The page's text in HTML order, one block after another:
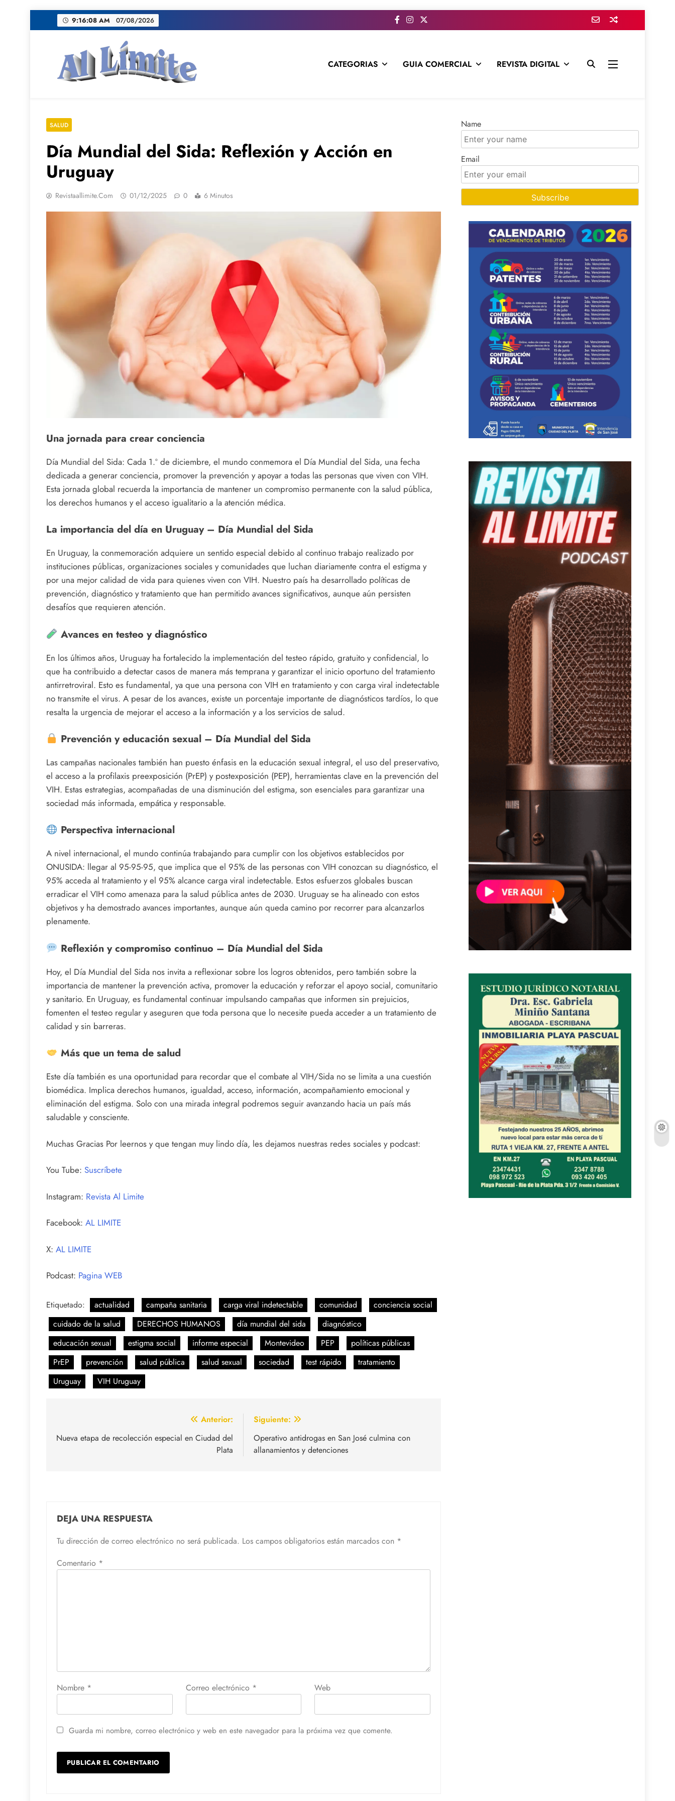
al
9:16:09 AM 07/08/2026
CATEGORIAS GUIA COMERCIAL REVISTA DIGITAL
SALUD
Día Mundial del Sida: Reflexión y Acción en
Uruguay
Revistaallimite.com 01/12/2025 0 6 Minutos
Una jornada para crear conciencia
Día Mundial del Sida: Cada 1.º de diciembre, el mundo conmemora el Día Mundial del Sida, una fecha
dedicada a generar conciencia, promover la prevención y apoyar a todas las personas que viven con VIH.
Esta jornada global recuerda la importancia de mantener un compromiso permanente con la salud pública,
los derechos humanos y el acceso igualitario a la atención médica.
La importancia del día en Uruguay – Día Mundial del Sida
En Uruguay, la conmemoración adquiere un sentido especial debido al continuo trabajo realizado por
instituciones públicas, organizaciones sociales y comunidades que luchan diariamente contra el estigma y
por una mejor calidad de vida para quienes viven con VIH. Nuestro país ha desarrollado políticas de
prevención, diagnóstico y tratamiento que han permitido avances significativos, aunque aún persisten
desafíos que requieren atención.
Avances en testeo y diagnóstico
En los últimos años, Uruguay ha fortalecido la implementación del testeo rápido, gratuito y confidencial, lo
que ha contribuido a detectar casos de manera más temprana y garantizar el inicio oportuno del tratamiento
antirretroviral. Esto es fundamental, ya que una persona con VIH en tratamiento y con carga viral indetectable
no transmite el virus. A pesar de los avances, existe un porcentaje importante de diagnósticos tardíos, lo que
resalta la urgencia de mejorar el acceso a la información y a los servicios de salud.
Prevención y educación sexual – Día Mundial del Sida
Las campañas nacionales también han puesto énfasis en la educación sexual integral, el uso del preservativo,
el acceso a la profilaxis preexposición (PrEP) y postexposición (PEP), herramientas clave en la prevención del
VIH. Estas estrategias, acompañadas de una disminución del estigma, son esenciales para garantizar una
sociedad más informada, empática y responsable.
Perspectiva internacional
A nivel internacional, el mundo continúa trabajando para cumplir con los objetivos establecidos por
ONUSIDA: llegar al 95-95-95, que implica que el 95% de las personas con VIH conozcan su diagnóstico, el
95% acceda al tratamiento y el 95% alcance carga viral indetectable. Estos esfuerzos globales buscan
erradicar el VIH como amenaza para la salud pública antes de 2030. Uruguay se ha alineado con estos
objetivos y ha demostrado avances importantes, aunque aún queda camino por recorrer para alcanzarlos
plenamente.
Reflexión y compromiso continuo – Día Mundial del Sida
Hoy, el Día Mundial del Sida nos invita a reflexionar sobre los logros obtenidos, pero también sobre la
importancia de mantener la prevención activa, promover la educación y reforzar el apoyo social, comunitario
y sanitario. En Uruguay, es fundamental continuar impulsando campañas que informen sin prejuicios,
fomenten el testeo regular y aseguren que toda persona que lo necesite pueda acceder a un tratamiento de
calidad y sin barreras.
Más que un tema de salud
Este día también es una oportunidad para recordar que el combate al VIH/Sida no se limita a una cuestión
biomédica. Implica derechos humanos, igualdad, acceso, información, acompañamiento emocional y
eliminación del estigma. Solo con una mirada integral podremos seguir avanzando hacia un país más
saludable y consciente.
Muchas Gracias Por leernos y que tengan muy lindo día, les dejamos nuestras redes sociales y podcast:
You Tube: Suscríbete
Instagram: Revista Al Limite
Facebook: AL LIMITE
X: AL LIMITE
Podcast: Pagina WEB
Etiquetado: actualidad campaña sanitaria carga viral indetectable comunidad
conciencia social
cuidado de la salud
DERECHOS HUMANOS día mundial del sida
diagnóstico
educación sexual
estigma social informe especial Montevideo PEP
políticas públicas
PrEP
prevención salud pública salud sexual sociedad test rápido
tratamiento
Uruguay
VIH Uruguay
de
Anterior:
Nueva etapa de recolección especial en Ciudad del
Plata
Siguiente:
Operativo antidrogas en San José culmina con
allanamientos y detenciones
DEJA UNA RESPUESTA
Tu dirección de correo electrónico no será publicada. Los campos obligatorios están marcados con *
Comentario *
Nombre * Correo electrónico * Web
Guarda mi nombre, correo electrónico y web en este navegador para la próxima vez que comente.
Name
Email